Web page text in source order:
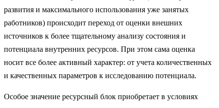
развития и максимального использования уже занятых
работников) происходит переход от оценки внешних
источников к более тщательному анализу состояния и
потенциала внутренних ресурсов. При этом сама оценка
носит все более активный характер: от учета количественных
и качественных параметров к исследованию потенциала.
Особое значение ресурсный блок приобретает в условиях